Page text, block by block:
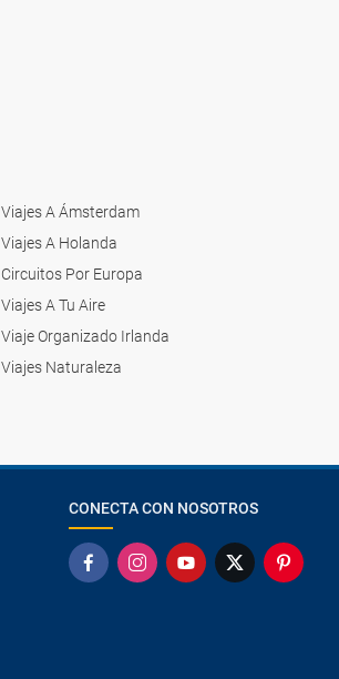
Viajes A Ámsterdam
Viajes A Holanda
Circuitos Por Europa
Viajes A Tu Aire
Viaje Organizado Irlanda
Viajes Naturaleza
CONECTA CON NOSOTROS